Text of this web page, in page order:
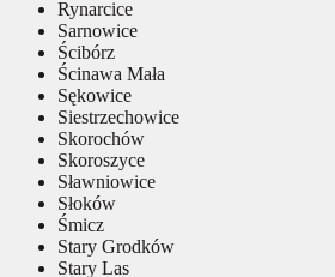
Rynarcice
Sarnowice
Ścibórz
Ścinawa Mała
Sękowice
Siestrzechowice
Skorochów
Skoroszyce
Sławniowice
Słoków
Śmicz
Stary Grodków
Stary Las